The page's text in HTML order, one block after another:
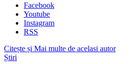
Facebook
Youtube
Instagram
RSS
Citește și Mai multe de acelasi autor
Știri